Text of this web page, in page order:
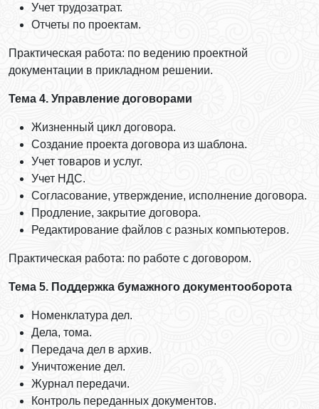
Учет трудозатрат.
Отчеты по проектам.
Практическая работа: по ведению проектной
документации в прикладном решении.
Тема 4. Управление договорами
Жизненный цикл договора.
Создание проекта договора из шаблона.
Учет товаров и услуг.
Учет НДС.
Согласование, утверждение, исполнение договора.
Продление, закрытие договора.
Редактирование файлов с разных компьютеров.
Практическая работа: по работе с договором.
Тема 5. Поддержка бумажного документооборота
Номенклатура дел.
Дела, тома.
Передача дел в архив.
Уничтожение дел.
Журнал передачи.
Контроль переданных документов.